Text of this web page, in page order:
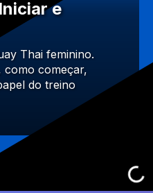
e
Thai feminino.
como começar,
do treino